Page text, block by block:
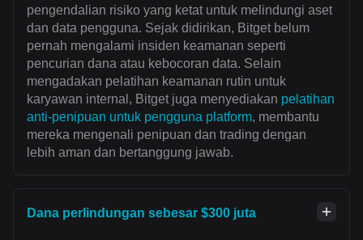
pengendalian risiko yang ketat untuk melindungi aset
dan data pengguna. Sejak didirikan, Bitget belum
pernah mengalami insiden keamanan seperti
pencurian dana atau kebocoran data. Selain
mengadakan pelatihan keamanan rutin untuk
karyawan internal, Bitget juga menyediakan pelatihan
anti-penipuan untuk pengguna platform, membantu
mereka mengenali penipuan dan trading dengan
lebih aman dan bertanggung jawab.
Dana perlindungan sebesar $300 juta